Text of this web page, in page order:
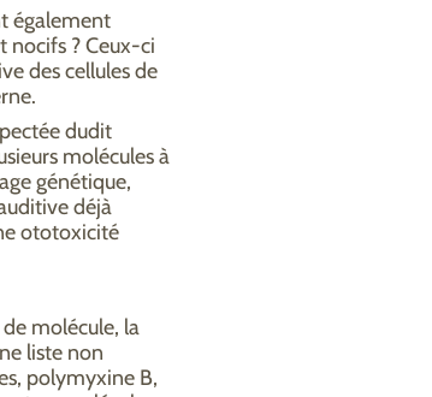
également
nocifs ? Ceux-ci
des cellules de
dudit
molécules à
génétique,
déjà
ototoxicité
molécule, la
liste non
polymyxine B,